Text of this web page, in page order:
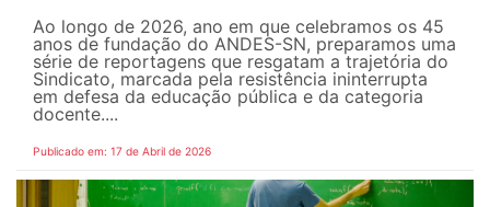
Ao longo de 2026, ano em que celebramos os 45
anos de fundação do ANDES-SN, preparamos uma
série de reportagens que resgatam a trajetória do
Sindicato, marcada pela resistência ininterrupta
em defesa da educação pública e da categoria
docente....
Publicado em: 17 de Abril de 2026